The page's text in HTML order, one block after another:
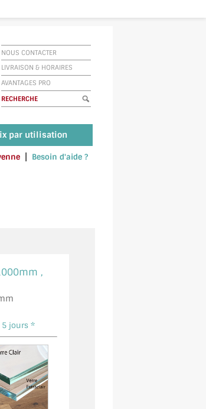
NOUS CONTACTER
LIVRAISON & HORAIRES
AVANTAGES PRO
par utilisation
| Besoin d'aide ?
,
5 jours *